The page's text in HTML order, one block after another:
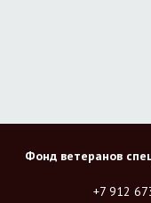
Фонд ветеранов
+7 912